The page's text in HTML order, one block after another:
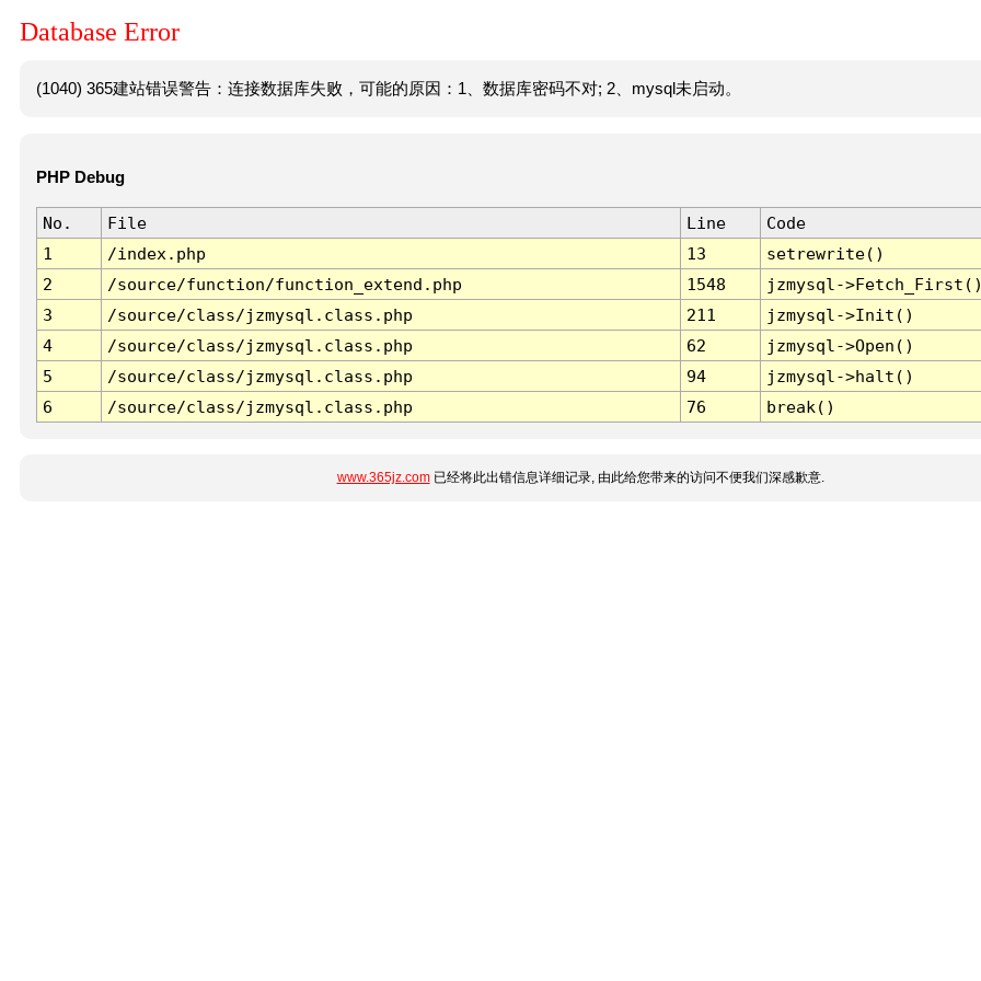
Database Error
(1040) 365建站错误警告：连接数据库失败，可能的原因：1、数据库密码不对; 2、mysql未启动。
PHP Debug
No. File Line
Code
1
/index.php 13
setrewrite()
2
/source/function/function_extend.php 1548
jzmysql-
3
/source/class/jzmysql.class.php 211
jzmysql->Init()
4
/source/class/jzmysql.class.php 62
jzmysql->Open()
5
/source/class/jzmysql.class.php 94
jzmysql->halt()
6
/source/class/jzmysql.class.php 76 break()
www.365jz.com已经将此出错信息详细记录, 由此给您带来的访问不便我们深感歉意.